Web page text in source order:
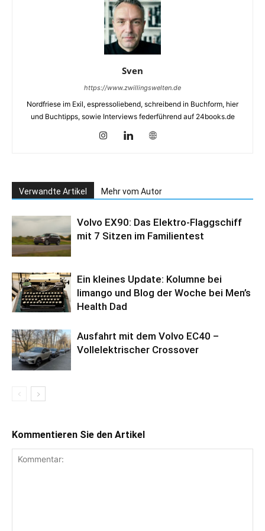
Sven
https://www.zwillingswelten.de
Nordfriese im Exil, espressoliebend, schreibend in Buchform, hier
und Buchtipps, sowie Interviews federführend auf 24books.de
Verwandte Artikel Mehr vom Autor
Volvo EX90: Das Elektro-Flaggschiff
mit 7 Sitzen im Familientest
Ein kleines Update: Kolumne bei
limango und Blog der Woche bei Men’s
Health Dad
Ausfahrt mit dem Volvo EC40 –
Vollelektrischer Crossover
Kommentieren Sie den Artikel